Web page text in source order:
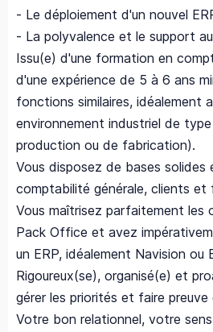
- Le déploiement d'un nouvel
- La polyvalence et le support
Issu(e) d'une formation en
d'une expérience de 5 à 6 ans
fonctions similaires, idéalement
environnement industriel de
production ou de fabrication).
Vous disposez de bases solides
comptabilité générale, clients et
Vous maîtrisez parfaitement les
Pack Office et avez
un ERP, idéalement Navision ou
Rigoureux(se), organisé(e) et
gérer les priorités et faire preuve
Votre bon relationnel, votre